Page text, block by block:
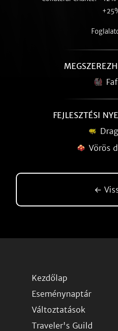
FEJLESZTÉSI
Vörös
←
Kezdőlap
Eseménynaptár
Változtatások
Traveler's Guild